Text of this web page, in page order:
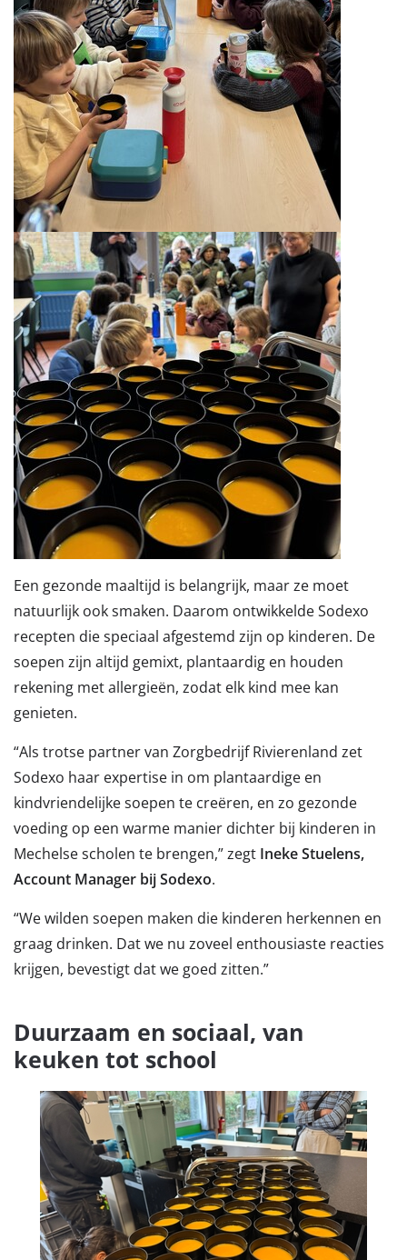
Een gezonde maaltijd is belangrijk, maar ze moet
natuurlijk ook smaken. Daarom ontwikkelde Sodexo
recepten die speciaal afgestemd zijn op kinderen. De
soepen zijn altijd gemixt, plantaardig en houden
rekening met allergieën, zodat elk kind mee kan
genieten.
“Als trotse partner van Zorgbedrijf Rivierenland zet
Sodexo haar expertise in om plantaardige en
kindvriendelijke soepen te creëren, en zo gezonde
voeding op een warme manier dichter bij kinderen in
Mechelse scholen te brengen,” zegt Ineke Stuelens,
Account Manager bij Sodexo.
“We wilden soepen maken die kinderen herkennen en
graag drinken. Dat we nu zoveel enthousiaste reacties
krijgen, bevestigt dat we goed zitten.”
Duurzaam en sociaal, van
keuken tot school